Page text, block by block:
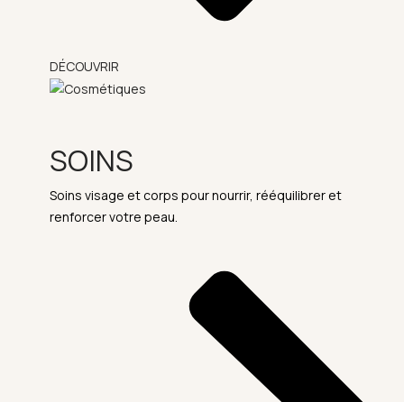
DÉCOUVRIR
SOINS
Soins visage et corps pour nourrir, rééquilibrer et
renforcer votre peau.